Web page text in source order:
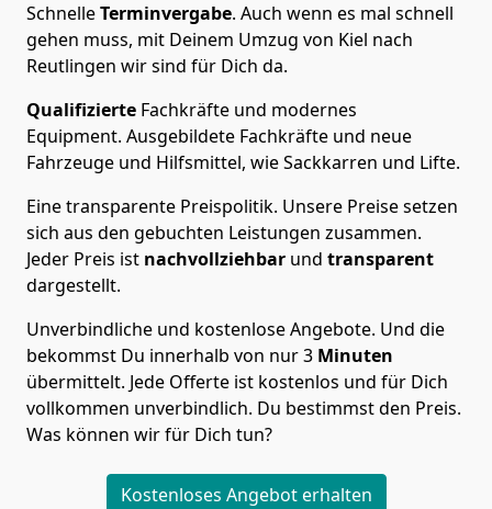
SchnelleTerminvergabe. Auch wenn es mal schnell
gehen muss, mit Deinem Umzug von Kiel nach
Reutlingen wir sind für Dich da.
Qualifizierte Fachkräfte und modernes
Equipment. Ausgebildete Fachkräfte und neue
Fahrzeuge und Hilfsmittel, wie Sackkarren und Lifte.
Eine transparente Preispolitik. Unsere Preise setzen
sich aus den gebuchten Leistungen zusammen.
Jeder Preis ist nachvollziehbar und transparent
dargestellt.
Unverbindliche und kostenlose Angebote. Und die
bekommst Du innerhalb von nur3 Minuten
übermittelt. Jede Offerte ist kostenlos und für Dich
vollkommen unverbindlich. Du bestimmst den Preis.
Was können wir für Dich tun?
Kostenloses Angebot erhalten